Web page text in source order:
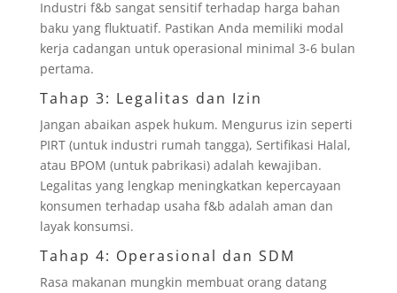
Industri f&b sangat sensitif terhadap harga bahan
baku yang fluktuatif. Pastikan Anda memiliki modal
kerja cadangan untuk operasional minimal 3-6 bulan
pertama.
Tahap 3: Legalitas dan Izin
Jangan abaikan aspek hukum. Mengurus izin seperti
PIRT (untuk industri rumah tangga), Sertifikasi Halal,
atau BPOM (untuk pabrikasi) adalah kewajiban.
Legalitas yang lengkap meningkatkan kepercayaan
konsumen terhadap usaha f&b adalah aman dan
layak konsumsi.
Tahap 4: Operasional dan SDM
Rasa makanan mungkin membuat orang datang